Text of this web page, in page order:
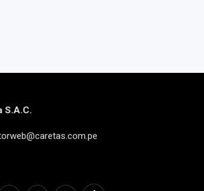
S.A.C.